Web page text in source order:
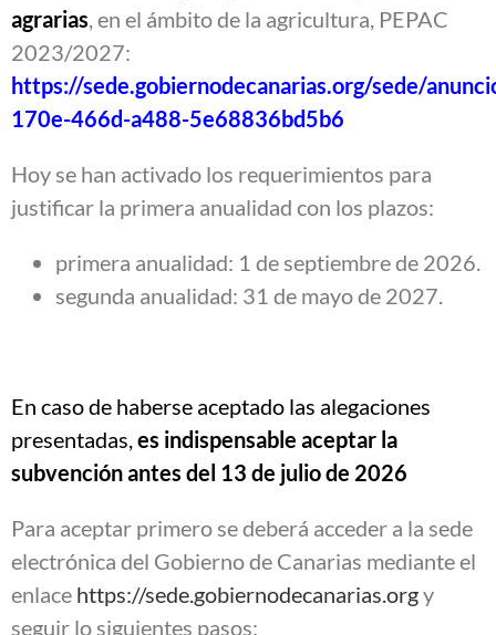
agrarias , en el ámbito de la agricultura, PEPAC
2023/2027:
https://sede.gobiernodecanarias.org/sede/
170e-466d-a488-5e68836bd5b6
Hoy se han activado los requerimientos para
justificar la primera anualidad con los plazos:
primera anualidad: 1 de septiembre de 2026.
segunda anualidad: 31 de mayo de 2027.
En caso de haberse aceptado las alegaciones
presentadas, es indispensable aceptar la
subvención antes del 13 de julio de 2026
Para aceptar primero se deberá acceder a la sede
electrónica del Gobierno de Canarias mediante el
enlace https://sede.gobiernodecanarias.orgy
seguir lo siguientes pasos: